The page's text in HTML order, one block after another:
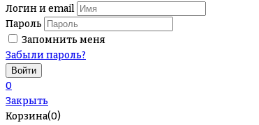
Логин и email
Пароль
Запомнить меня
Забыли пароль?
0
Закрыть
Корзина(0)